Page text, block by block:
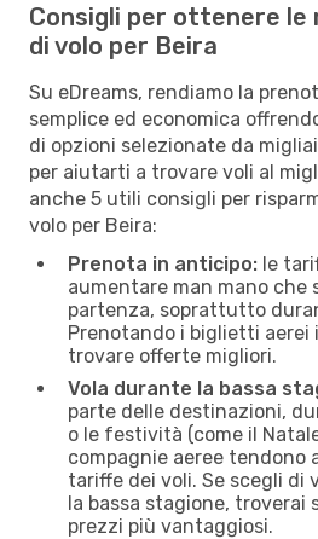
Consigli per ottenere
di volo per Beira
Su eDreams, rendiamo la
semplice ed economica
di opzioni selezionate da
per aiutarti a trovare voli al
anche 5 utili consigli per
volo per Beira:
Prenota in anticipo: le
aumentare man mano che
partenza, soprattutto
Prenotando i biglietti aerei
trovare offerte migliori.
Vola durante la bassa
parte delle destinazioni,
o le festività (come il
compagnie aeree tendono
tariffe dei voli. Se scegli di
la bassa stagione, troverai
prezzi più vantaggiosi.